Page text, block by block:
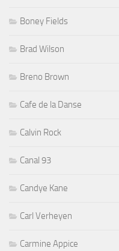
Boney Fields
Brad Wilson
Breno Brown
Cafe de la Danse
Calvin Rock
Canal 93
Candye Kane
Carl Verheyen
Carmine Appice